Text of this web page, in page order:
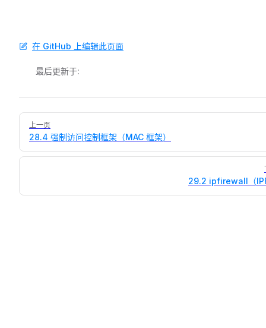
在 GitHub 上编辑此页面
最后更新于:
Pager
上一页
28.4 强制访问控制框架（MAC 框架）
29.2 ipfirewall（